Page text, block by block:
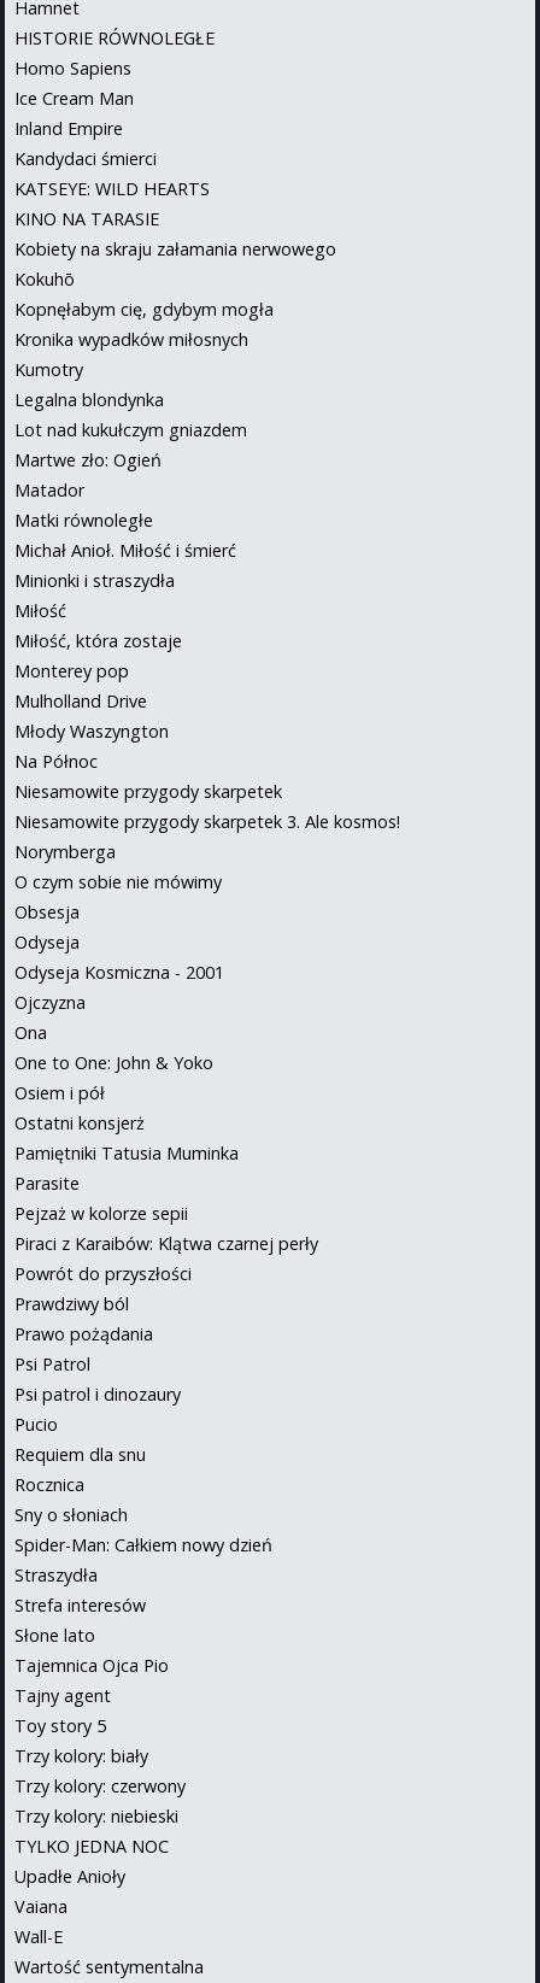
Hamnet
HISTORIE RÓWNOLEGŁE
Homo Sapiens
Ice Cream Man
Inland Empire
Kandydaci śmierci
KATSEYE: WILD HEARTS
KINO NA TARASIE
Kobiety na skraju załamania nerwowego
Kokuhō
Kopnęłabym cię, gdybym mogła
Kronika wypadków miłosnych
Kumotry
Legalna blondynka
Lot nad kukułczym gniazdem
Martwe zło: Ogień
Matador
Matki równoległe
Michał Anioł. Miłość i śmierć
Minionki i straszydła
Miłość
Miłość, która zostaje
Monterey pop
Mulholland Drive
Młody Waszyngton
Na Północ
Niesamowite przygody skarpetek
Niesamowite przygody skarpetek 3. Ale kosmos!
Norymberga
O czym sobie nie mówimy
Obsesja
Odyseja
Odyseja Kosmiczna - 2001
Ojczyzna
Ona
One to One: John & Yoko
Osiem i pół
Ostatni konsjerż
Pamiętniki Tatusia Muminka
Parasite
Pejzaż w kolorze sepii
Piraci z Karaibów: Klątwa czarnej perły
Powrót do przyszłości
Prawdziwy ból
Prawo pożądania
Psi Patrol
Psi patrol i dinozaury
Pucio
Requiem dla snu
Rocznica
Sny o słoniach
Spider-Man: Całkiem nowy dzień
Straszydła
Strefa interesów
Słone lato
Tajemnica Ojca Pio
Tajny agent
Toy story 5
Trzy kolory: biały
Trzy kolory: czerwony
Trzy kolory: niebieski
TYLKO JEDNA NOC
Upadłe Anioły
Vaiana
Wall-E
Wartość sentymentalna